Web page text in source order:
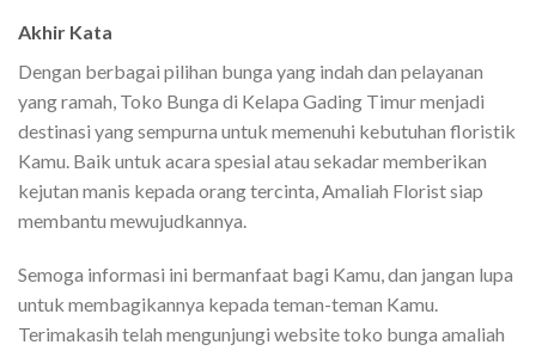
Akhir Kata
Dengan berbagai pilihan bunga yang indah dan pelayanan
yang ramah, Toko Bunga di Kelapa Gading Timur menjadi
destinasi yang sempurna untuk memenuhi kebutuhan floristik
Kamu. Baik untuk acara spesial atau sekadar memberikan
kejutan manis kepada orang tercinta, Amaliah Florist siap
membantu mewujudkannya.
Semoga informasi ini bermanfaat bagi Kamu, dan jangan lupa
untuk membagikannya kepada teman-teman Kamu.
Terimakasih telah mengunjungi website toko bunga amaliah